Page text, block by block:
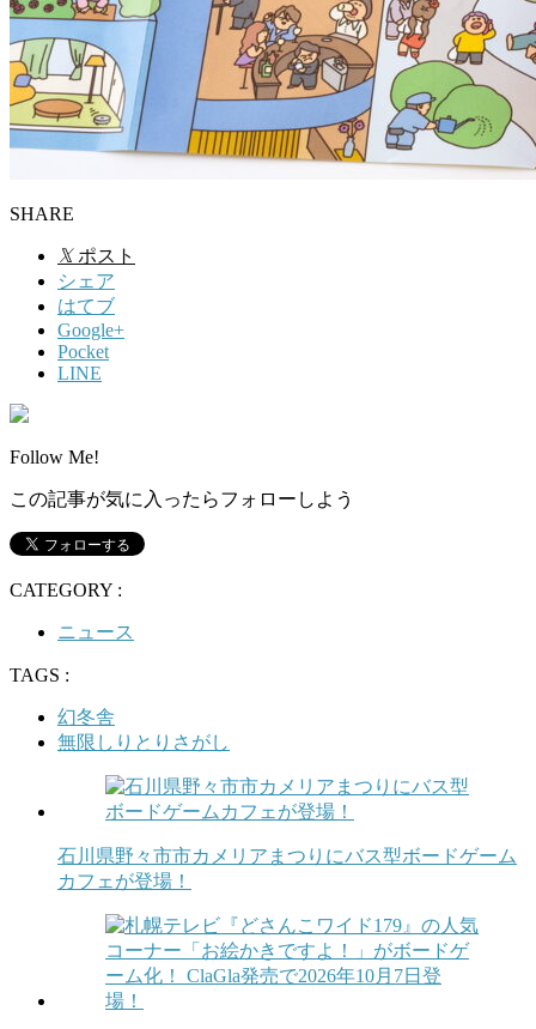
SHARE
𝕏 ポスト
シェア
はてブ
Google+
Pocket
LINE
Follow Me!
この記事が気に入ったらフォローしよう
CATEGORY :
ニュース
TAGS :
幻冬舎
無限しりとりさがし
石川県野々市市カメリアまつりにバス型ボードゲーム
カフェが登場！